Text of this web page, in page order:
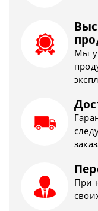
Мы
При